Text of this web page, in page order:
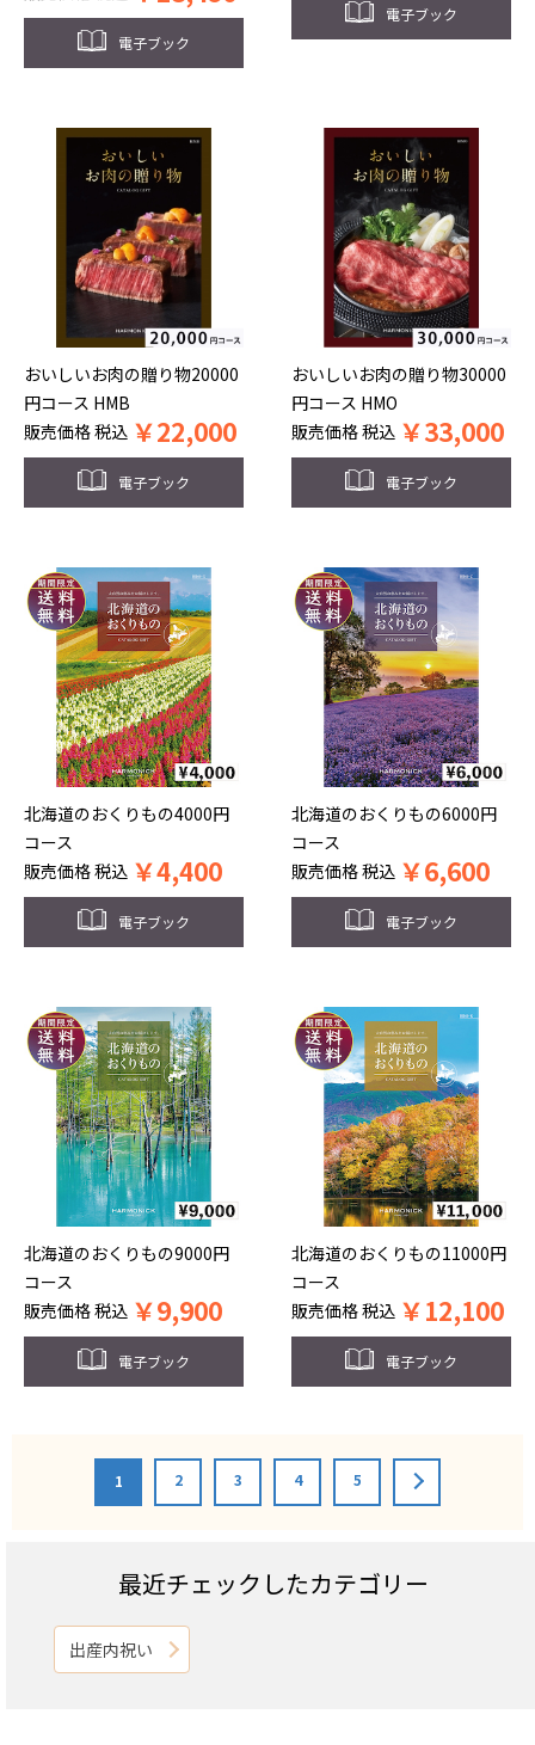
電子ブック
電子ブック
おいしいお肉の贈り物20000
円コース HMB
販売価格税込 ￥22,000
電子ブック
おいしいお肉の贈り物30000
円コース HMO
販売価格税込 ￥33,000
電子ブック
北海道のおくりもの4000円
コース
販売価格税込 ￥4,400
電子ブック
北海道のおくりもの6000円
コース
販売価格税込 ￥6,600
電子ブック
北海道のおくりもの9000円
コース
販売価格税込 ￥9,900
電子ブック
北海道のおくりもの11000円
コース
販売価格税込 ￥12,100
電子ブック
1 2 3 4 5
最近チェックしたカテゴリー
出産内祝い